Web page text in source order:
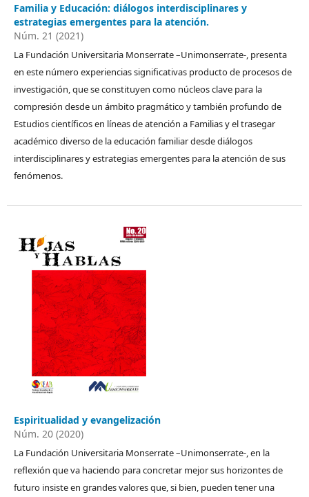
Familia y Educación: diálogos interdisciplinares y
estrategias emergentes para la atención.
Núm. 21 (2021)
La Fundación Universitaria Monserrate –Unimonserrate-, presenta
en este número experiencias significativas producto de procesos de
investigación, que se constituyen como núcleos clave para la
compresión desde un ámbito pragmático y también profundo de
Estudios científicos en líneas de atención a Familias y el trasegar
académico diverso de la educación familiar desde diálogos
interdisciplinares y estrategias emergentes para la atención de sus
fenómenos.
Espiritualidad y evangelización
Núm. 20 (2020)
La Fundación Universitaria Monserrate –Unimonserrate-, en la
reflexión que va haciendo para concretar mejor sus horizontes de
futuro insiste en grandes valores que, si bien, pueden tener una